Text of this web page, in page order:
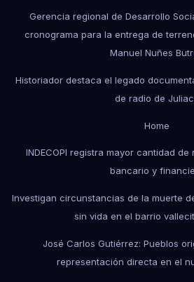
Gerencia regional de Desarrollo
cronograma para la entrega de
Manuel Nuñes
Historiador destaca el legado
de radio de
Home
INDECOPI registra mayor cantidad
bancario y
Investigan circunstancias de la muerte
sin vida en el barrio
José Carlos Gutiérrez: Pueblos
representación directa en el